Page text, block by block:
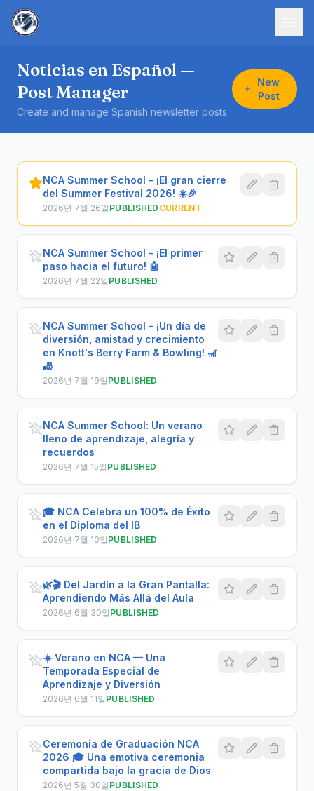
Noticias en Español —
Post Manager
Create and manage Spanish newsletter posts
New
Post
NCA Summer School – ¡El gran cierre
del Summer Festival 2026! ☀️🎉
2026년 7월 26일 PUBLISHED CURRENT
NCA Summer School – ¡El primer
paso hacia el futuro! 🤖
2026년 7월 22일 PUBLISHED
NCA Summer School – ¡Un día de
diversión, amistad y crecimiento
en Knott's Berry Farm & Bowling! 🎢
🎳
2026년 7월 19일 PUBLISHED
NCA Summer School: Un verano
lleno de aprendizaje, alegría y
recuerdos
2026년 7월 15일 PUBLISHED
🎓 NCA Celebra un 100% de Éxito
en el Diploma del IB
2026년 7월 10일 PUBLISHED
🌿🎬 Del Jardín a la Gran Pantalla:
Aprendiendo Más Allá del Aula
2026년 6월 30일 PUBLISHED
☀️ Verano en NCA — Una
Temporada Especial de
Aprendizaje y Diversión
2026년 6월 11일 PUBLISHED
Ceremonia de Graduación NCA
2026 🎓 Una emotiva ceremonia
compartida bajo la gracia de Dios
2026년 5월 30일 PUBLISHED